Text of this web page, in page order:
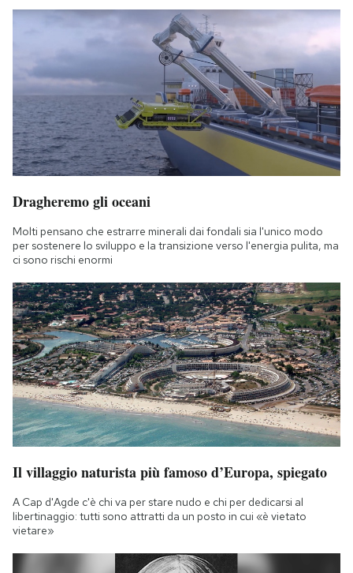
I MIEI PREFERITI
SHOP
CALENDARIO
AREA PERSONALE
Area Personale
Notifiche mobile
Regala il Post
Esci
Dragheremo gli oceani
Molti pensano che estrarre minerali dai fondali sia l'unico modo
per sostenere lo sviluppo e la transizione verso l'energia pulita, ma
ci sono rischi enormi
Il villaggio naturista più famoso d’Europa, spiegato
A Cap d'Agde c'è chi va per stare nudo e chi per dedicarsi al
libertinaggio: tutti sono attratti da un posto in cui «è vietato
vietare»